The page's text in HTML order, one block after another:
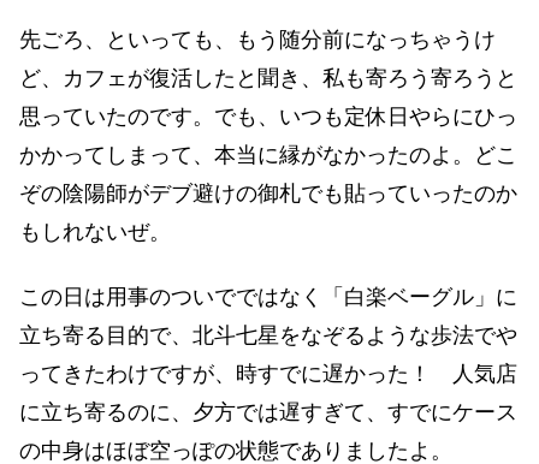
先ごろ、といっても、もう随分前になっちゃうけ
ど、カフェが復活したと聞き、私も寄ろう寄ろうと
思っていたのです。でも、いつも定休日やらにひっ
かかってしまって、本当に縁がなかったのよ。どこ
ぞの陰陽師がデブ避けの御札でも貼っていったのか
もしれないぜ。
この日は用事のついでではなく「白楽ベーグル」に
立ち寄る目的で、北斗七星をなぞるような歩法でや
ってきたわけですが、時すでに遅かった！ 人気店
に立ち寄るのに、夕方では遅すぎて、すでにケース
の中身はほぼ空っぽの状態でありましたよ。